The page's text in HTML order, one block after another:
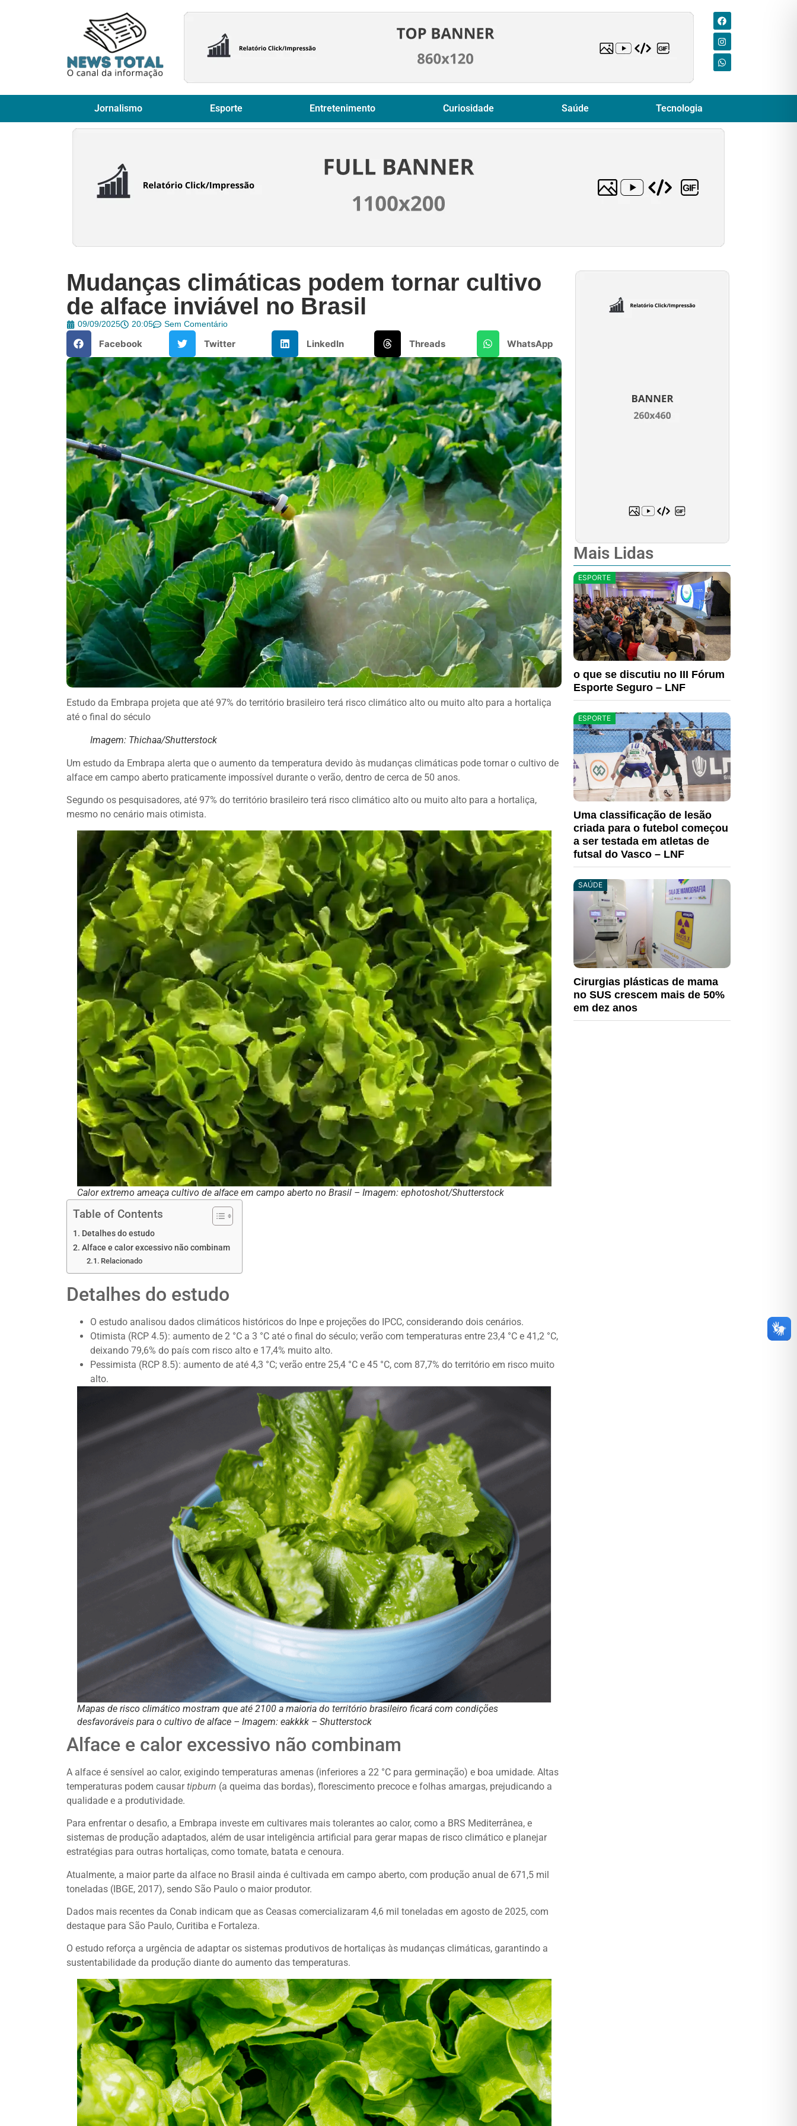
Jornalismo Esporte Entretenimento Curiosidade Saúde Tecnologia
Mudanças climáticas podem tornar cultivo
de alface inviável no Brasil
09/09/2025 20:05 Sem Comentário
Facebook Twitter LinkedIn Threads WhatsApp
Estudo da Embrapa projeta que até 97% do território brasileiro terá risco climático alto ou muito alto para a hortaliça
até o final do século
Imagem: Thichaa/Shutterstock
Um estudo da Embrapa alerta que o aumento da temperatura devido às mudanças climáticas pode tornar o cultivo de
alface em campo aberto praticamente impossível durante o verão, dentro de cerca de 50 anos.
Segundo os pesquisadores, até 97% do território brasileiro terá risco climático alto ou muito alto para a hortaliça,
mesmo no cenário mais otimista.
Calor extremo ameaça cultivo de alface em campo aberto no Brasil – Imagem: ephotoshot/Shutterstock
Table of Contents
Detalhes do estudo
Alface e calor excessivo não combinam
Relacionado
Detalhes do estudo
O estudo analisou dados climáticos históricos do Inpe e projeções do IPCC, considerando dois cenários.
Otimista (RCP 4.5): aumento de 2 °C a 3 °C até o final do século; verão com temperaturas entre 23,4 °C e 41,2 °C,
deixando 79,6% do país com risco alto e 17,4% muito alto.
Pessimista (RCP 8.5): aumento de até 4,3 °C; verão entre 25,4 °C e 45 °C, com 87,7% do território em risco muito
alto.
Mapas de risco climático mostram que até 2100 a maioria do território brasileiro ficará com condições
desfavoráveis para o cultivo de alface – Imagem: eakkkk – Shutterstock
Alface e calor excessivo não combinam
A alface é sensível ao calor, exigindo temperaturas amenas (inferiores a 22 °C para germinação) e boa umidade. Altas
temperaturas podem causartipburn (a queima das bordas), florescimento precoce e folhas amargas, prejudicando a
qualidade e a produtividade.
Para enfrentar o desafio, a Embrapa investe em cultivares mais tolerantes ao calor, como a BRS Mediterrânea, e
sistemas de produção adaptados, além de usar inteligência artificial para gerar mapas de risco climático e planejar
estratégias para outras hortaliças, como tomate, batata e cenoura.
Atualmente, a maior parte da alface no Brasil ainda é cultivada em campo aberto, com produção anual de 671,5 mil
toneladas (IBGE, 2017), sendo São Paulo o maior produtor.
Dados mais recentes da Conab indicam que as Ceasas comercializaram 4,6 mil toneladas em agosto de 2025, com
destaque para São Paulo, Curitiba e Fortaleza.
O estudo reforça a urgência de adaptar os sistemas produtivos de hortaliças às mudanças climáticas, garantindo a
sustentabilidade da produção diante do aumento das temperaturas.
Mais Lidas
ESPORTE
o que se discutiu no III Fórum
Esporte Seguro – LNF
ESPORTE
Uma classificação de lesão
criada para o futebol começou
a ser testada em atletas de
futsal do Vasco – LNF
SAÚDE
Cirurgias plásticas de mama
no SUS crescem mais de 50%
em dez anos